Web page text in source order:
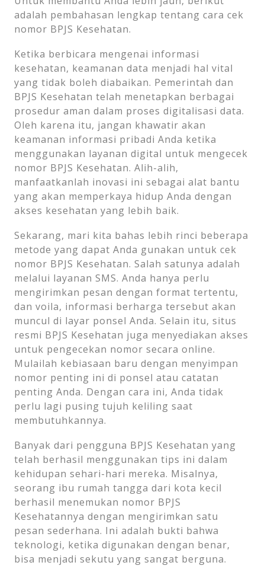
adalah pembahasan lengkap tentang cara cek
nomor BPJS Kesehatan.
Ketika berbicara mengenai informasi
kesehatan, keamanan data menjadi hal vital
yang tidak boleh diabaikan. Pemerintah dan
BPJS Kesehatan telah menetapkan berbagai
prosedur aman dalam proses digitalisasi data.
Oleh karena itu, jangan khawatir akan
keamanan informasi pribadi Anda ketika
menggunakan layanan digital untuk mengecek
nomor BPJS Kesehatan. Alih-alih,
manfaatkanlah inovasi ini sebagai alat bantu
yang akan memperkaya hidup Anda dengan
akses kesehatan yang lebih baik.
Sekarang, mari kita bahas lebih rinci beberapa
metode yang dapat Anda gunakan untuk cek
nomor BPJS Kesehatan. Salah satunya adalah
melalui layanan SMS. Anda hanya perlu
mengirimkan pesan dengan format tertentu,
dan voila, informasi berharga tersebut akan
muncul di layar ponsel Anda. Selain itu, situs
resmi BPJS Kesehatan juga menyediakan akses
untuk pengecekan nomor secara online.
Mulailah kebiasaan baru dengan menyimpan
nomor penting ini di ponsel atau catatan
penting Anda. Dengan cara ini, Anda tidak
perlu lagi pusing tujuh keliling saat
membutuhkannya.
Banyak dari pengguna BPJS Kesehatan yang
telah berhasil menggunakan tips ini dalam
kehidupan sehari-hari mereka. Misalnya,
seorang ibu rumah tangga dari kota kecil
berhasil menemukan nomor BPJS
Kesehatannya dengan mengirimkan satu
pesan sederhana. Ini adalah bukti bahwa
teknologi, ketika digunakan dengan benar,
bisa menjadi sekutu yang sangat berguna.